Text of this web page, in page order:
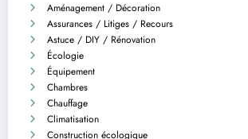
Aménagement / Décoration
Assurances / Litiges / Recours
Astuce / DIY / Rénovation
Écologie
Équipement
Chambres
Chauffage
Climatisation
Construction écologique